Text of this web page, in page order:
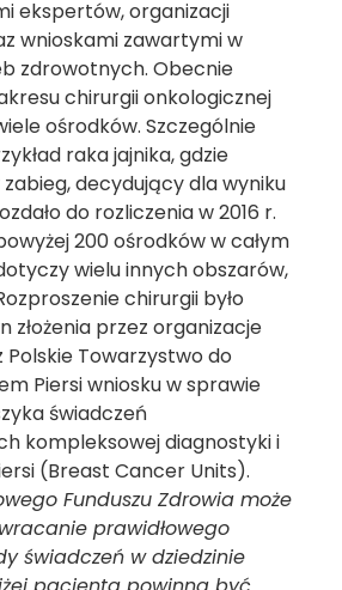
ekspertów, organizacji
wnioskami zawartymi w
zdrowotnych. Obecnie
chirurgii onkologicznej
ośrodków. Szczególnie
raka jajnika, gdzie
decydujący dla wyniku
do rozliczenia w 2016 r.
200 ośrodków w całym
wielu innych obszarów,
chirurgii było
złożenia przez organizacje
Towarzystwo do
Piersi wniosku w sprawie
świadczeń
kompleksowej diagnostyki i
(Breast Cancer Units).
Funduszu Zdrowia może
prawidłowego
świadczeń w dziedzinie